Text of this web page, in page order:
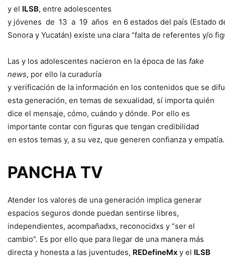
y el ILSB, entre adolescentes
y jóvenes de 13 a 19 años en 6 estados del país (Estado
Sonora y Yucatán) existe una clara “falta de referentes y/o
Las y los adolescentes nacieron en la época de las fake
news, por ello la curaduría
y verificación de la información en los contenidos que se
esta generación, en temas de sexualidad, sí importa quién
dice el mensaje, cómo, cuándo y dónde. Por ello es
importante contar con figuras que tengan credibilidad
en estos temas y, a su vez, que generen confianza y empatía.
PANCHA TV
Atender los valores de una generación implica generar
espacios seguros donde puedan sentirse libres,
independientes, acompañadxs, reconocidxs y “ser el
cambio”. Es por ello que para llegar de una manera más
directa y honesta a las juventudes, REDefineMx y el ILSB